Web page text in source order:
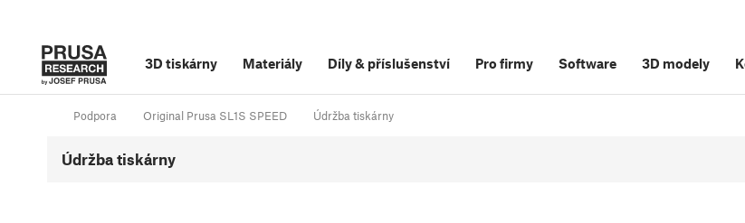
3D tiskárny Materiály Díly& příslušenství Pro firmy Software 3D modely
Podpora Original Prusa SL1S SPEED Údržba tiskárny
Údržba tiskárny